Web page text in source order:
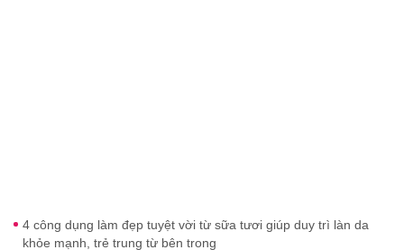
4 công dụng làm đẹp tuyệt vời từ sữa tươi giúp duy trì làn da
khỏe mạnh, trẻ trung từ bên trong